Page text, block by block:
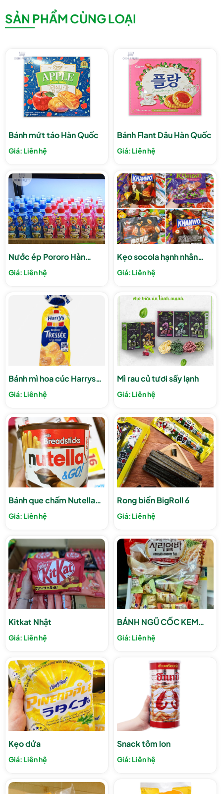
SẢN PHẨM CÙNG LOẠI
Bánh mứt táo Hàn Quốc
Giá: Liên hệ
Bánh Flant Dâu Hàn Quốc
Giá: Liên hệ
Nước ép Pororo Hàn
Quốc chai
Giá: Liên hệ
Kẹo socola hạnh nhân
KHANWO
Giá: Liên hệ
Bánh mì hoa cúc Harrys
Pháp 500g
Giá: Liên hệ
Mì rau củ tươi sấy lạnh
Giá: Liên hệ
Bánh que chấm Nutella
and Go
Giá: Liên hệ
Rong biển BigRoll 6
Giá: Liên hệ
Kitkat Nhật
Giá: Liên hệ
BÁNH NGŨ CỐC KEM
HẠT DOMINATE
Giá: Liên hệ
Kẹo dứa
Giá: Liên hệ
Snack tôm lon
Giá: Liên hệ